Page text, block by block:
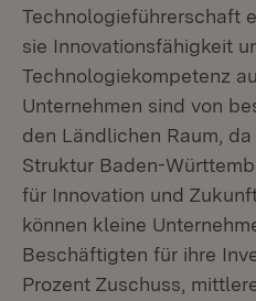
Technologieführerschaft
sie Innovationsfähigkeit
Technologiekompetenz
Unternehmen sind von
den Ländlichen Raum,
Struktur Baden-
für Innovation und
können kleine
Beschäftigten für ihre
Prozent Zuschuss,